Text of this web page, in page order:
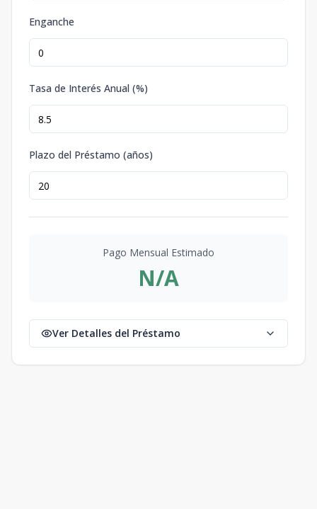
Enganche
Tasa de Interés Anual (%)
Plazo del Préstamo (años)
Pago Mensual Estimado
N/A
Ver Detalles del Préstamo